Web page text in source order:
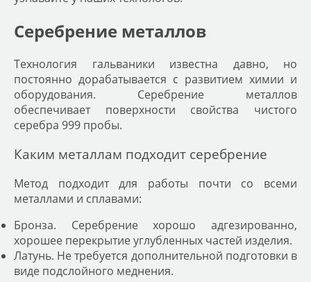
Серебрение металлов
Технология гальваники известна давно, но
постоянно дорабатывается с развитием химии и
оборудования. Серебрение металлов
обеспечивает поверхности свойства чистого
серебра 999 пробы.
Каким металлам подходит серебрение
Метод подходит для работы почти со всеми
металлами и сплавами:
Бронза. Серебрение хорошо адгезированно,
хорошее перекрытие углубленных частей изделия.
Латунь. Не требуется дополнительной подготовки в
виде подслойного меднения.